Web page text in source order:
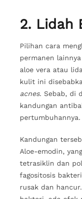
2. Lidah
Pilihan cara
permanen
aloe vera atau
kulit ini
acnes. Sebab, di
kandungan
pertumbuhannya.
Kandungan
Aloe-emodin,
tetrasiklin dan
fagositosis
rusak dan hancur.